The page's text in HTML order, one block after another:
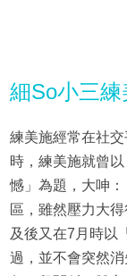
細So小三
練美施經常在社
時，練美施就曾
憾」為題，大呻
區，雖然壓力大
及後又在7月時以
過，並不會突然